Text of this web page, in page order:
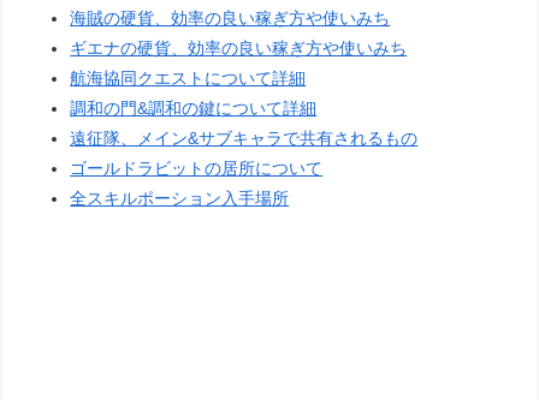
海賊の硬貨、効率の良い稼ぎ方や使いみち
ギエナの硬貨、効率の良い稼ぎ方や使いみち
航海協同クエストについて詳細
調和の門&調和の鍵について詳細
遠征隊、メイン&サブキャラで共有されるもの
ゴールドラビットの居所について
全スキルポーション入手場所